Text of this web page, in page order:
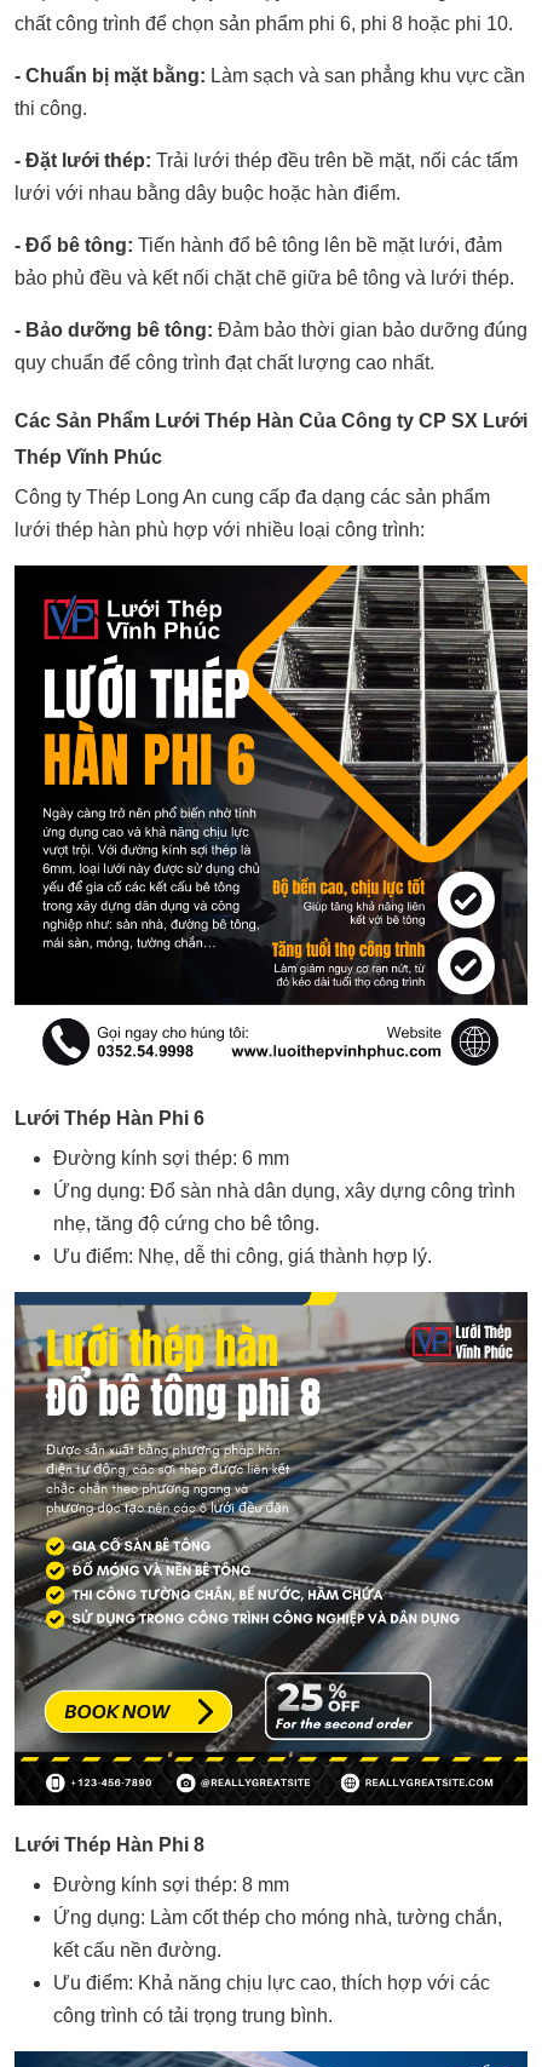
chất công trình để chọn sản phẩm phi 6, phi 8 hoặc phi 10.
- Chuẩn bị mặt bằng: Làm sạch và san phẳng khu vực cần
thi công.
- Đặt lưới thép: Trải lưới thép đều trên bề mặt, nối các tấm
lưới với nhau bằng dây buộc hoặc hàn điểm.
- Đổ bê tông: Tiến hành đổ bê tông lên bề mặt lưới, đảm
bảo phủ đều và kết nối chặt chẽ giữa bê tông và lưới thép.
- Bảo dưỡng bê tông: Đảm bảo thời gian bảo dưỡng đúng
quy chuẩn để công trình đạt chất lượng cao nhất.
Các Sản Phẩm Lưới Thép Hàn Của Công ty CP SX Lưới
Thép Vĩnh Phúc
Công ty Thép Long An cung cấp đa dạng các sản phẩm
lưới thép hàn phù hợp với nhiều loại công trình:
Lưới Thép Hàn Phi 6
Đường kính sợi thép: 6 mm
Ứng dụng: Đổ sàn nhà dân dụng, xây dựng công trình
nhẹ, tăng độ cứng cho bê tông.
Ưu điểm: Nhẹ, dễ thi công, giá thành hợp lý.
Lưới Thép Hàn Phi 8
Đường kính sợi thép: 8 mm
Ứng dụng: Làm cốt thép cho móng nhà, tường chắn,
kết cấu nền đường.
Ưu điểm: Khả năng chịu lực cao, thích hợp với các
công trình có tải trọng trung bình.